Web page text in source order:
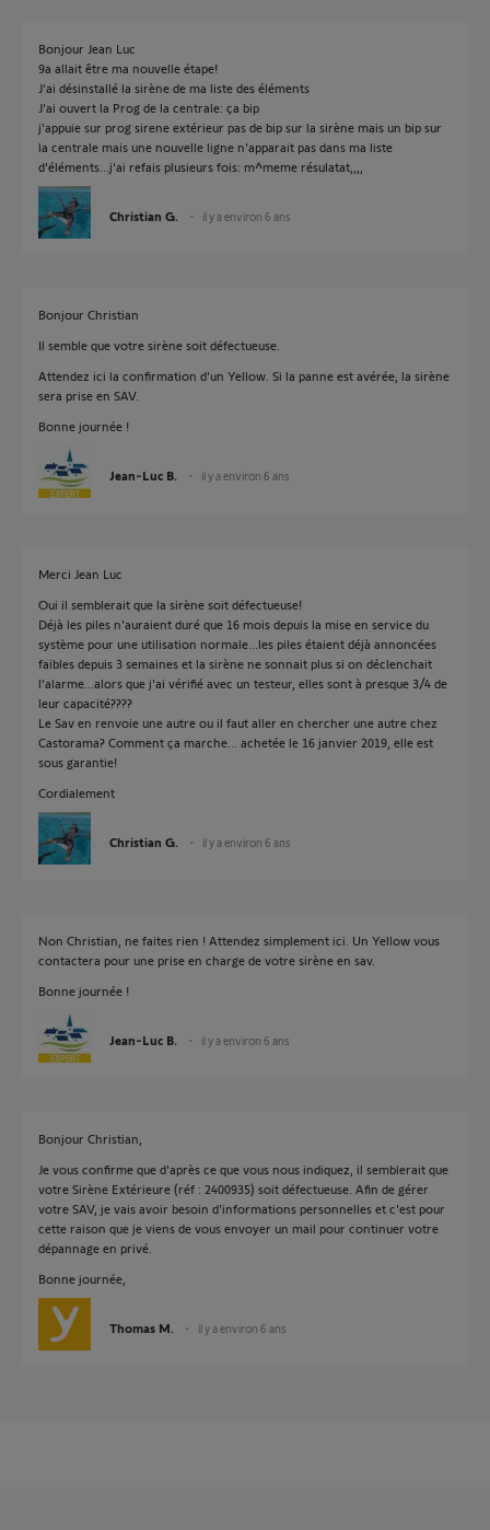
Bonjour Jean Luc
9a allait être ma nouvelle étape!
J'ai désinstallé la sirène de ma liste des éléments
J'ai ouvert la Prog de la centrale: ça bip
j'appuie sur prog sirene extérieur pas de bip sur la sirène mais un bip sur
la centrale mais une nouvelle ligne n'apparait pas dans ma liste
d'éléments...j'ai refais plusieurs fois: m^meme résulatat,,,,
Christian G. il y a environ 6 ans
Bonjour Christian
Il semble que votre sirène soit défectueuse.
Attendez ici la confirmation d'un Yellow. Si la panne est avérée, la sirène
sera prise en SAV.
Bonne journée !
Jean-Luc B. il y a environ 6 ans
Merci Jean Luc
Oui il semblerait que la sirène soit défectueuse!
Déjà les piles n'auraient duré que 16 mois depuis la mise en service du
système pour une utilisation normale...les piles étaient déjà annoncées
faibles depuis 3 semaines et la sirène ne sonnait plus si on déclenchait
l'alarme...alors que j'ai vérifié avec un testeur, elles sont à presque 3/4 de
leur capacité????
Le Sav en renvoie une autre ou il faut aller en chercher une autre chez
Castorama? Comment ça marche... achetée le 16 janvier 2019, elle est
sous garantie!
Cordialement
Christian G. il y a environ 6 ans
Non Christian, ne faites rien ! Attendez simplement ici. Un Yellow vous
contactera pour une prise en charge de votre sirène en sav.
Bonne journée !
Jean-Luc B. il y a environ 6 ans
Bonjour Christian,
Je vous confirme que d'après ce que vous nous indiquez, il semblerait que
votre Sirène Extérieure (réf : 2400935) soit défectueuse. Afin de gérer
votre SAV, je vais avoir besoin d'informations personnelles et c'est pour
cette raison que je viens de vous envoyer un mail pour continuer votre
dépannage en privé.
Bonne journée,
Thomas M. il y a environ 6 ans